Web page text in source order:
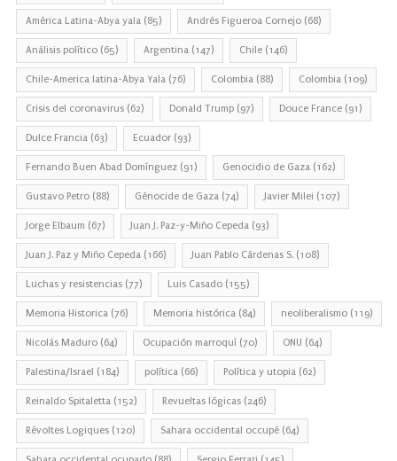
América Latina-Abya yala (85) Andrés Figueroa Cornejo (68)
Análisis político (65) Argentina (147) Chile (146)
Chile-America latina-Abya Yala (76) Colombia (88) Colombia (109)
Crisis del coronavirus (62) Donald Trump (97) Douce France (91)
Dulce Francia (63) Ecuador (93)
Fernando Buen Abad Domínguez (91) Genocidio de Gaza (162)
Gustavo Petro (88) Génocide de Gaza (74) Javier Milei (107)
Jorge Elbaum (67) Juan J. Paz-y-Miño Cepeda (93)
Juan J. Paz y Miño Cepeda (166) Juan Pablo Cárdenas S. (108)
Luchas y resistencias (77) Luis Casado (155)
Memoria Historica (76) Memoria histórica (84) neoliberalismo (119)
Nicolás Maduro (64) Ocupación marroquí (70) ONU (64)
Palestina/Israel (184) política (66) Política y utopia (62)
Reinaldo Spitaletta (152) Revueltas lógicas (246)
Révoltes Logiques (120) Sahara occidental occupé (64)